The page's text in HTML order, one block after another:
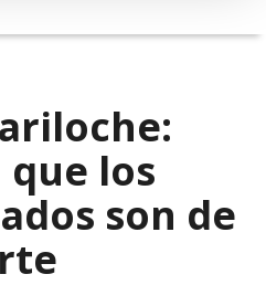
los
son de